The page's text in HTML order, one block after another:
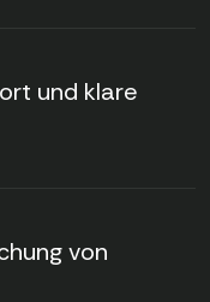
und klare
von